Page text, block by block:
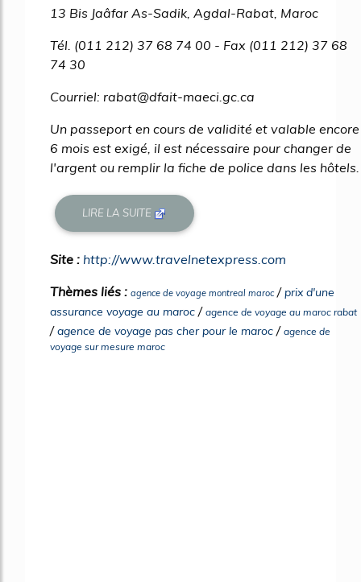
13 Bis Jaâfar As-Sadik, Agdal-Rabat, Maroc
Tél. (011 212) 37 68 74 00 - Fax (011 212) 37 68
74 30
Courriel: rabat@dfait-maeci.gc.ca
Un passeport en cours de validité et valable encore
6 mois est exigé, il est nécessaire pour changer de
l'argent ou remplir la fiche de police dans les hôtels.
LIRE LA SUITE
Site : http://www.travelnetexpress.com
Thèmes liés : agence de voyage montreal maroc/prix d'une
assurance voyage au maroc / agence de voyage au maroc rabat
/agence de voyage pas cher pour le maroc / agence de
voyage sur mesure maroc